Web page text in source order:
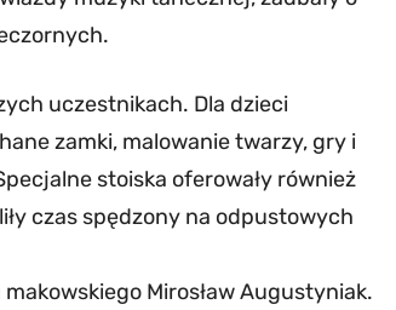
uczestnikach. Dla dzieci
zamki, malowanie twarzy, gry i
stoiska oferowały również
czas spędzony na odpustowych
Mirosław Augustyniak.